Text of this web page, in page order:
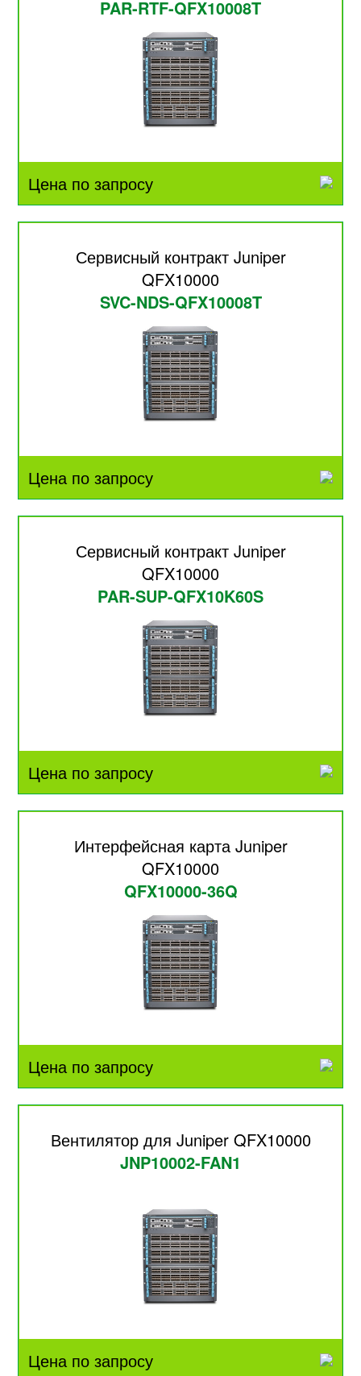
PAR-RTF-QFX10008T
Цена по запросу
Сервисный контракт Juniper
QFX10000
SVC-NDS-QFX10008T
Цена по запросу
Сервисный контракт Juniper
QFX10000
PAR-SUP-QFX10K60S
Цена по запросу
Интерфейсная карта Juniper
QFX10000
QFX10000-36Q
Цена по запросу
Вентилятор для Juniper QFX10000
JNP10002-FAN1
Цена по запросу